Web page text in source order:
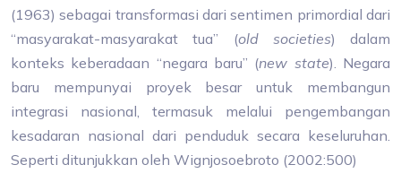
(1963) sebagai transformasi dari sentimen primordial dari
“masyarakat-masyarakat tua” (old societies) dalam
konteks keberadaan “negara baru” (new state). Negara
baru mempunyai proyek besar untuk membangun
integrasi nasional, termasuk melalui pengembangan
kesadaran nasional dari penduduk secara keseluruhan.
Seperti ditunjukkan oleh Wignjosoebroto (2002:500)